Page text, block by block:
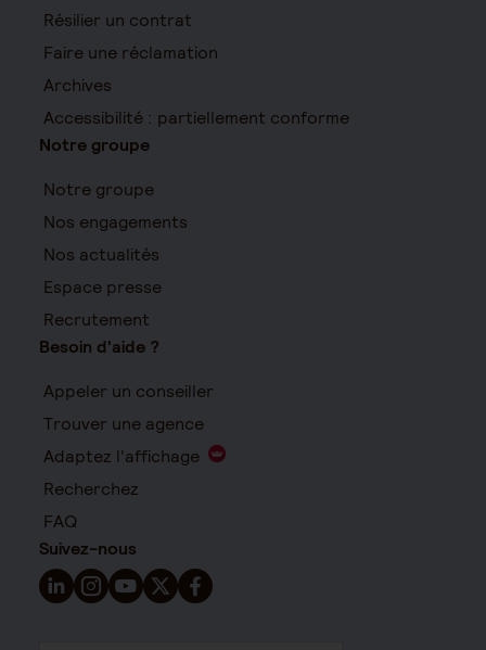
Résilier un contrat
Faire une réclamation
Archives
Accessibilité : partiellement conforme
Notre groupe
Notre groupe
Nos engagements
Nos actualités
Espace presse
Recrutement
Besoin d'aide ?
Appeler un conseiller
Trouver une agence
Adaptez l'affichage
Recherchez
FAQ
Suivez-nous
Suivez-nous sur LinkedIn - Nouvelle fenêtre
Suivez-nous sur Instagram - Nouvelle fenêtre
Suivez-nous sur YouTube - Nouvelle fenêtre
Suivez-nous sur X - Nouvelle fenêtre
Suivez-nous sur Facebook - Nouvelle